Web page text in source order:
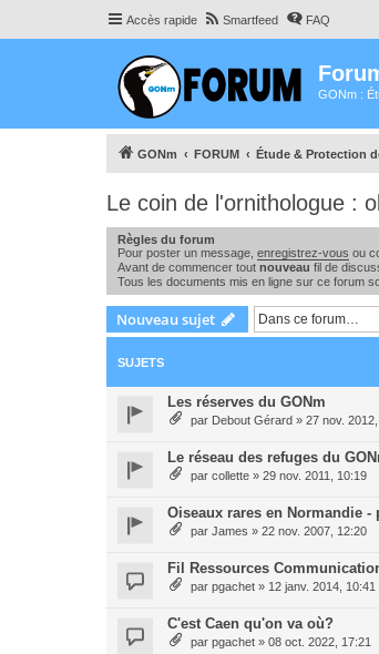
Accès rapide Smartfeed FAQ
GONm :
GONm FORUM Étude & Protection
Le coin de l'ornithologue :
Règles du forum
Pour poster un message, enregistrez-vous ou
Avant de commencer tout nouveau fil de
Tous les documents mis en ligne sur ce forum
Nouveau sujet
SUJETS
Les réserves du GONm
par Debout Gérard » 27 nov.
Le réseau des refuges du
par collette » 29 nov. 2011, 10:19
Oiseaux rares en Normandie -
par James » 22 nov. 2007, 12:20
Fil Ressources
par pgachet » 12 janv. 2014, 10:41
C'est Caen qu'on va où?
par pgachet » 08 oct. 2022, 17:21